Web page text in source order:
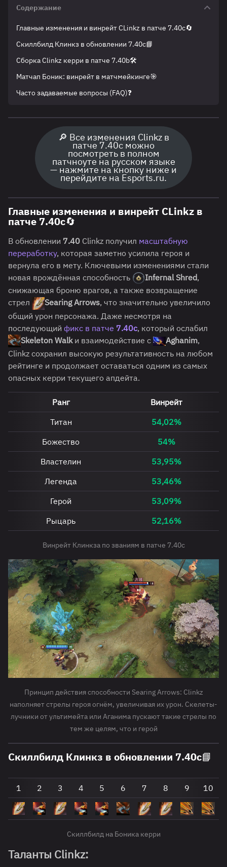
Содержание
Главные изменения и винрейт CLinkz в патче 7.40c🔄
Скиллбилд Клинкз в обновлении 7.40c📘
Сборка Clinkz керри в патче 7.40b🛠️
Матчап Боник: винрейт в матчмейкинге🎯
Часто задаваемые вопросы (FAQ)❓
🔎 Все изменения Clinkz в
патче 7.40c можно
посмотреть в полном
патчноуте на русском языке
— нажмите на кнопку ниже и
перейдите на Esports.ru.
Главные изменения и винрейт CLinkz в
патче 7.40c🔄
В обновлении 7.40 Clinkz получил масштабную
переработку, которая заметно усилила героя и
вернула его в мету. Ключевыми изменениями стали
новая врождённая способность
Infernal Shred,
снижающая броню врагов, а также возвращение
стрел
Searing Arrows, что значительно увеличило
общий урон персонажа. Даже несмотря на
последующий фикс в патче 7.40c, который ослабил
Skeleton Walkи взаимодействие с Aghanim,
Clinkz сохранил высокую результативность на любом
рейтинге и продолжает оставаться одним из самых
опасных керри текущего апдейта.
Ранг
Винрейт
Титан
54,02%
Божество
54%
Властелин
53,95%
Легенда
53,46%
Герой
53,09%
Рыцарь
52,16%
Винрейт Клинкза по званиям в патче 7.40c
Принцип действия способности Searing Arrows: Clinkz
наполняет стрелы героя огнём, увеличивая их урон. Скелеты-
лучники от ультимейта или Аганима пускают такие стрелы по
тем же целям, что и герой
Скиллбилд Клинкз в обновлении 7.40c📘
1 2 3 4 5 6 7 8 9 10
Скиллбилд на Боника керри
Таланты Clinkz: